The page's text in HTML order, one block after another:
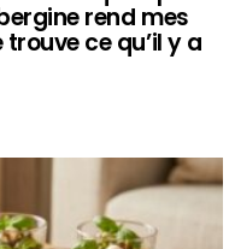
rend mes
ce qu’il y a